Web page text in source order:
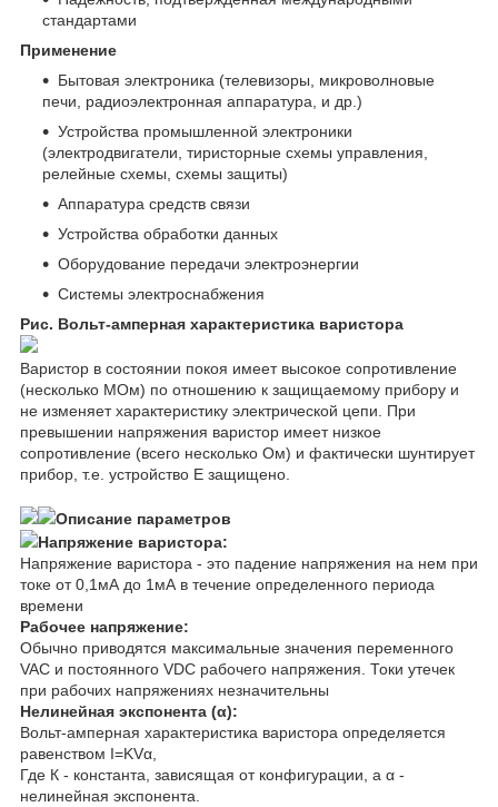
стандартами
Применение
Бытовая электроника (телевизоры, микроволновые
печи, радиоэлектронная аппаратура, и др.)
Устройства промышленной электроники
(электродвигатели, тиристорные схемы управления,
релейные схемы, схемы защиты)
Аппаратура средств связи
Устройства обработки данных
Оборудование передачи электроэнергии
Системы электроснабжения
Рис. Вольт-амперная характеристика варистора
Варистор в состоянии покоя имеет высокое сопротивление
(несколько МОм) по отношению к защищаемому прибору и
не изменяет характеристику электрической цепи. При
превышении напряжения варистор имеет низкое
сопротивление (всего несколько Ом) и фактически шунтирует
прибор, т.е. устройство Е защищено.
Описание параметров
Напряжение варистора:
Напряжение варистора - это падение напряжения на нем при
токе от 0,1мА до 1мА в течение определенного периода
времени
Рабочее напряжение:
Обычно приводятся максимальные значения переменного
VAC и постоянного VDC рабочего напряжения. Токи утечек
при рабочих напряжениях незначительны
Нелинейная экспонента (α):
Вольт-амперная характеристика варистора определяется
равенством I=KVα
Где К - константа, зависящая от конфигурации, а α -
нелинейная экспонента.